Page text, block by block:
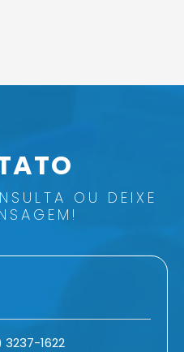
OU DEIXE
3237-1622